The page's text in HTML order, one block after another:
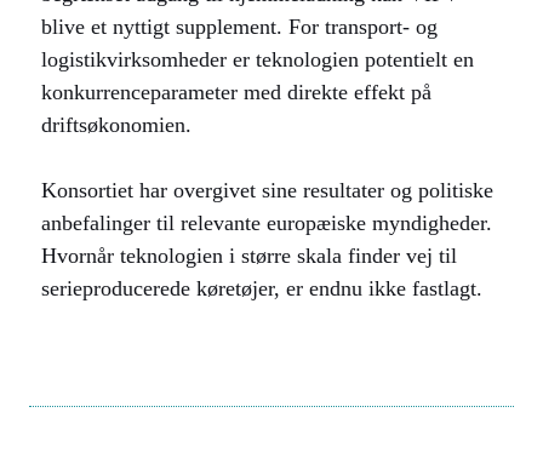
blive et nyttigt supplement. For transport- og
logistikvirksomheder er teknologien potentielt en
konkurrenceparameter med direkte effekt på
driftsøkonomien.
Konsortiet har overgivet sine resultater og politiske
anbefalinger til relevante europæiske myndigheder.
Hvornår teknologien i større skala finder vej til
serieproducerede køretøjer, er endnu ikke fastlagt.